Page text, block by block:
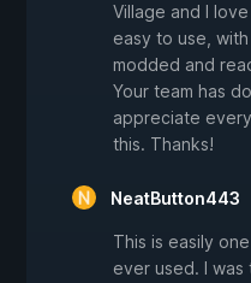
Village and I
easy to use,
modded and
Your team has
appreciate
this. Thanks!
NeatButton443
This is easily
ever used. I